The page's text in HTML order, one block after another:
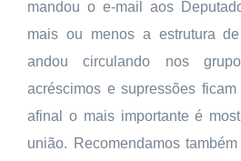
mandou o e-mail aos
mais ou menos a estrutura
andou circulando nos
acréscimos e supressões
afinal o mais importante é
união. Recomendamos